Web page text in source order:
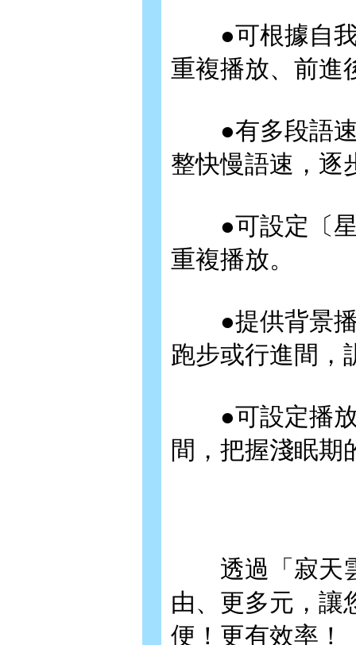
●可根據自我
重複播放、前進
●有多段語速
整快慢語速，逐
●可設定〔星
重複播放。
●提供背景播
跑步或行進間，
●可設定播放
間，把握淺眠期
透過「寂天雲
由、更多元，讓
便！更有效率！